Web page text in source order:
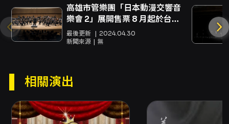
度，既適合初次接觸管樂的聽眾，也能滿足追求
作品解析與細節呈現的音樂愛好者。欲更深入了
解曲目背景與編曲特性，現場演出將透過節目單
與現場導聆協助聽眾建立音樂脈絡，使觀演不僅
注意事項
始前30分鐘。演出全長約120分鐘（含中場休
息）。 - 票券與購票方式：可於網路購買（信用
高雄市管樂團「日本動漫交響音
樂會 2」展開售票 8 月起於台
南、台中、高雄展開巡演
最後更新
2024.04.30
新聞來源
無
相關演出